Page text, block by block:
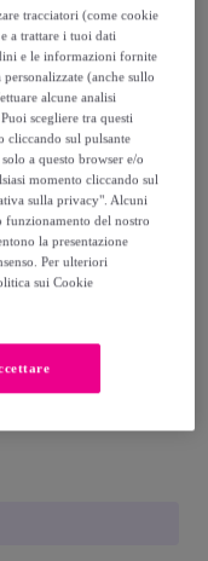
SAND
112 HONEY
tracciatori (come cookie
a trattare i tuoi dati
e le informazioni fornite
(anche sullo
alcune analisi
scegliere tra questi
cliccando sul pulsante
a questo browser e/o
momento cliccando sul
sulla privacy". Alcuni
funzionamento del nostro
la presentazione
Per ulteriori
sui Cookie